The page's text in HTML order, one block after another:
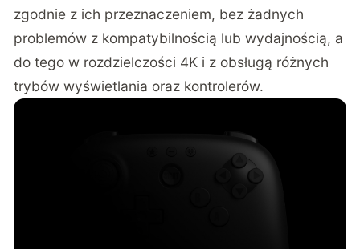
zgodnie z ich przeznaczeniem, bez żadnych
problemów z kompatybilnością lub wydajnością, a
do tego w rozdzielczości 4K i z obsługą różnych
trybów wyświetlania oraz kontrolerów.